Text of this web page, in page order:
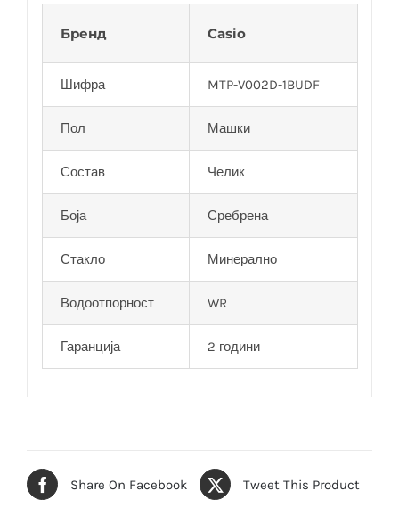
Бренд Casio
Шифра MTP-V002D-1BUDF
Пол Машки
Состав Челик
Боја Сребрена
Стакло Минерално
Водоотпорност WR
Гаранција 2 години
Share On Facebook Tweet This Product